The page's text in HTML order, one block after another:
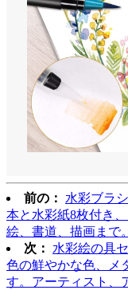
前の：
水彩ブラ
本と水彩紙8枚付き
絵、書道、描画まで。
次：
水彩絵の具
色の鮮やかな色、メ
す。アーティスト、